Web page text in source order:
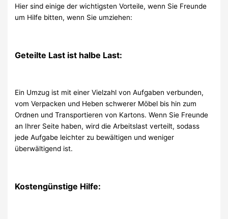
Hier sind einige der wichtigsten Vorteile, wenn Sie Freunde
um Hilfe bitten, wenn Sie umziehen:
Geteilte Last ist halbe Last:
Ein Umzug ist mit einer Vielzahl von Aufgaben verbunden,
vom Verpacken und Heben schwerer Möbel bis hin zum
Ordnen und Transportieren von Kartons. Wenn Sie Freunde
an Ihrer Seite haben, wird die Arbeitslast verteilt, sodass
jede Aufgabe leichter zu bewältigen und weniger
überwältigend ist.
Kostengünstige Hilfe: